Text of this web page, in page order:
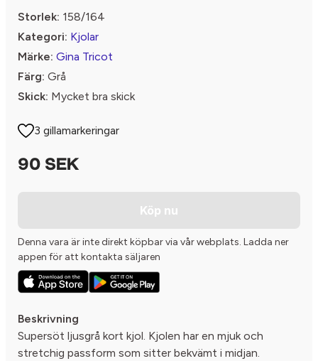
Storlek: 158/164
Kategori: Kjolar
Märke: Gina Tricot
Färg: Grå
Skick: Mycket bra skick
3 gillamarkeringar
90 SEK
Köp nu
Denna vara är inte direkt köpbar via vår webplats. Ladda ner
appen för att kontakta säljaren
Beskrivning
Supersöt ljusgrå kort kjol. Kjolen har en mjuk och
stretchig passform som sitter bekvämt i midjan.